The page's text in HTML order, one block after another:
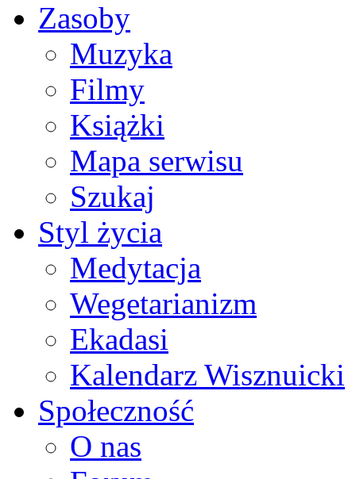
Zasoby
Muzyka
Filmy
Książki
Mapa serwisu
Szukaj
Styl życia
Medytacja
Wegetarianizm
Ekadasi
Kalendarz Wisznuicki
Społeczność
O nas